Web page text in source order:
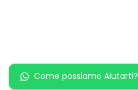
Come possiamo Aiutarti?